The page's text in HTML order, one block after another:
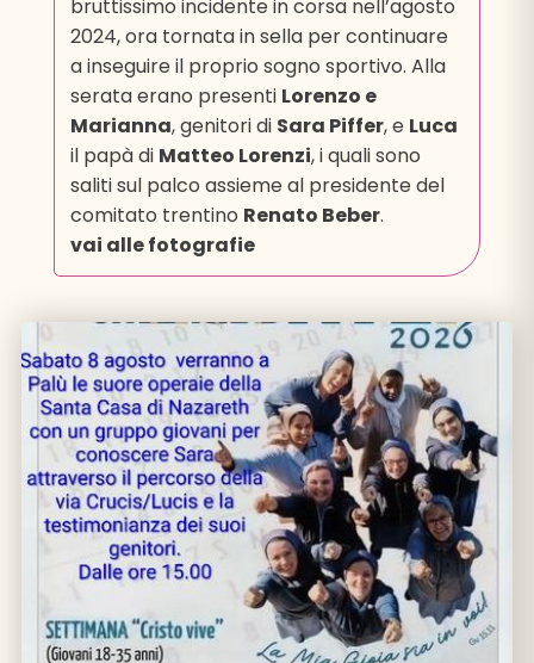
bruttissimo incidente in corsa nell’agosto
2024, ora tornata in sella per continuare
a inseguire il proprio sogno sportivo. Alla
serata erano presenti Lorenzo e
Marianna, genitori di Sara Piffer, e Luca
il papà di Matteo Lorenzi, i quali sono
saliti sul palco assieme al presidente del
comitato trentino Renato Beber.
vai alle fotografie